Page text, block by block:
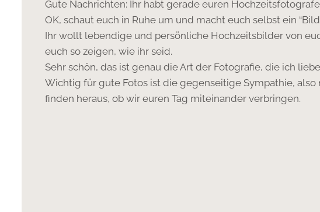
Gute Nachrichten: Ihr habt gerade euren
OK, schaut euch in Ruhe um und macht euch selbst ein
Ihr wollt lebendige und persönliche Hochzeitsbilder von
euch so zeigen, wie ihr seid.
Sehr schön, das ist genau die Art der Fotografie, die ich
Wichtig für gute Fotos ist die gegenseitige Sympathie, also
finden heraus, ob wir euren Tag miteinander verbringen.